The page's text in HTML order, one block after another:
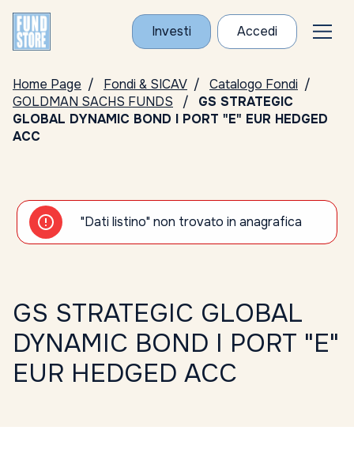
Investi Accedi
Home Page Fondi & SICAV
Catalogo Fondi
GOLDMAN SACHS FUNDS
GS STRATEGIC
GLOBAL DYNAMIC BOND I PORT "E" EUR HEDGED
ACC
"Dati listino" non trovato in anagrafica
GS STRATEGIC GLOBAL
DYNAMIC BOND I PORT "E"
EUR HEDGED ACC